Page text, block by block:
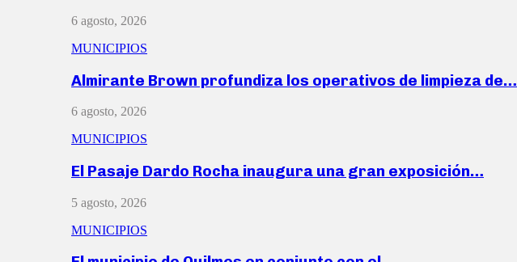
6 agosto, 2026
MUNICIPIOS
Almirante Brown profundiza los operativos de limpieza de…
6 agosto, 2026
MUNICIPIOS
El Pasaje Dardo Rocha inaugura una gran exposición…
5 agosto, 2026
MUNICIPIOS